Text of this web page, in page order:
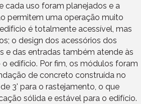
cada uso foram planejados e a
permitem uma operação muito
é totalmente acessível, mas
o design dos acessórios dos
e das entradas também atende às
edifício. Por fim, os módulos foram
de concreto construída no
3' para o rastejamento, o que
sólida e estável para o edifício.